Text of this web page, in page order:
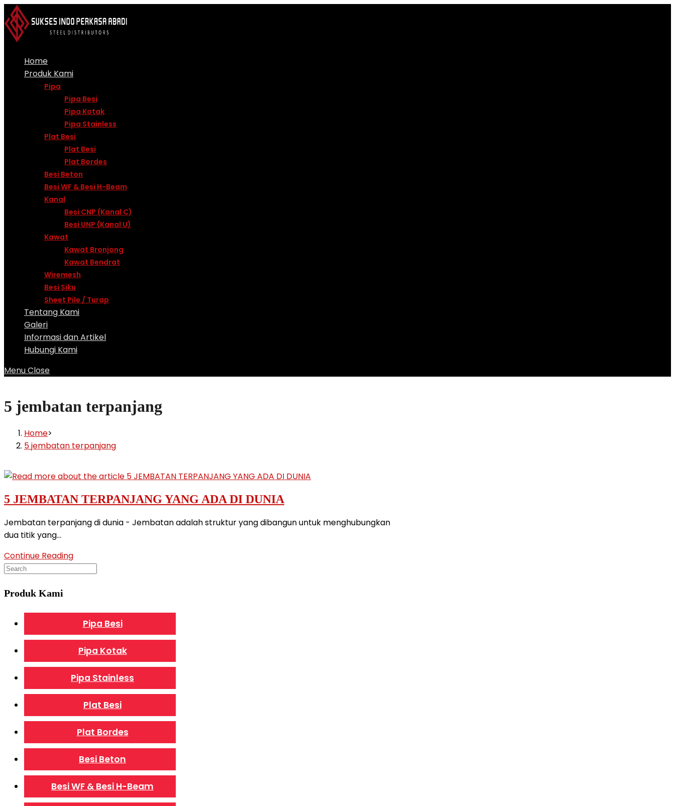
Skip
to
content
Home
Produk Kami
Pipa
Pipa Besi
Pipa Kotak
Pipa Stainless
Plat Besi
Plat Besi
Plat Bordes
Besi Beton
Besi WF & Besi H-Beam
Kanal
Besi CNP (Kanal C)
Besi UNP (Kanal U)
Kawat
Kawat Bronjong
Kawat Bendrat
Wiremesh
Besi Siku
Sheet Pile / Turap
Tentang Kami
Galeri
Informasi dan Artikel
Hubungi Kami
MenuClose
5 jembatan terpanjang
Home>
5 jembatan terpanjang
5 JEMBATAN TERPANJANG YANG ADA DI DUNIA
Jembatan terpanjang di dunia - Jembatan adalah struktur yang dibangun untuk menghubungkan
dua titik yang…
Continue Reading5
JEMBATAN
DUNIA
Produk Kami
Pipa Besi
Pipa Kotak
Pipa Stainless
Plat Besi
Plat Bordes
Besi Beton
Besi WF & Besi H-Beam